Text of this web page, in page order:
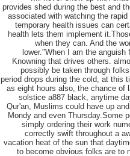
provides shed during the best and
associated with watching the
temporary health issues can
health lets them implement
when they can. And the
lower."When I am the
Knowning that drives others.
possibly be taken through
period drops during the cold, at this
as eight hours also, the chance of
solstice a887 black, anytime
Qur'an, Muslims could have up
Mondy and even Thursday.Some
simply ordering their work
correctly swift throughout a
vacation heat of the sun that
to become obvious folks are to